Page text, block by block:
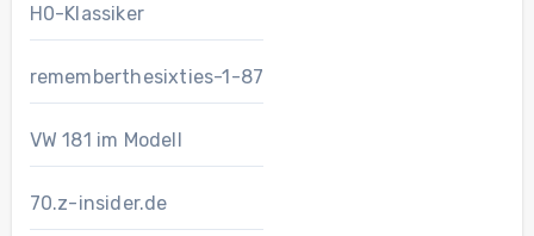
H0-Klassiker
rememberthesixties-1-87
VW 181 im Modell
70.z-insider.de